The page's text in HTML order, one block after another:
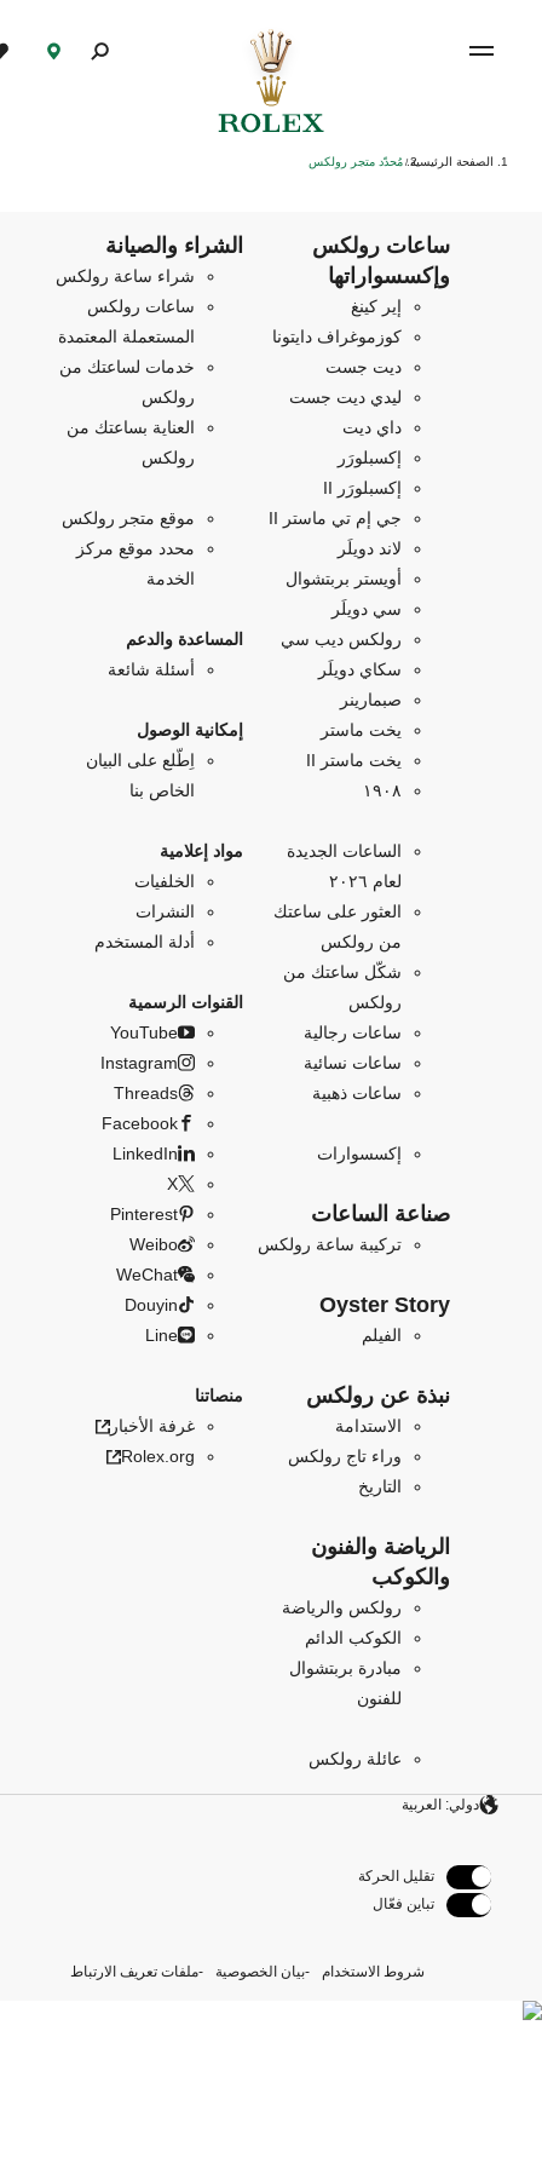
الصفحة الرئيسية/ مُحدّد متجر رولكس
ساعات رولكس
وإكسسواراتها
إير كينغ
كوزموغراف دايتونا
ديت جست
ليدي ديت جست
داي ديت
إكسبلورَر
إكسبلورَر II
جي إم تي ماستر II
لاند دويلَر
أويستر بربتشوال
سي دويلَر
رولكس ديب سي
سكاي دويلَر
صبمارينر
يخت ماستر
يخت ماستر II
۱۹۰۸
الساعات الجديدة
لعام ٢٠٢٦
العثور على ساعتك
من رولكس
شكّل ساعتك من
رولكس
ساعات رجالية
ساعات نسائية
ساعات ذهبية
إكسسوارات
صناعة الساعات
تركيبة ساعة رولكس
Oyster Story
الفيلم
نبذة عن رولكس
الاستدامة
وراء تاج رولكس
التاريخ
الرياضة والفنون
والكوكب
رولكس والرياضة
الكوكب الدائم
مبادرة بربتشوال
للفنون
عائلة رولكس
الشراء والصيانة
شراء ساعة رولكس
ساعات رولكس
المستعملة المعتمدة
خدمات لساعتك من
رولكس
العناية بساعتك من
رولكس
موقع متجر رولكس
محدد موقع مركز
الخدمة
المساعدة والدعم
أسئلة شائعة
إمكانية الوصول
اِطّلع على البيان
الخاص بنا
مواد إعلامية
الخلفيات
النشرات
أدلة المستخدم
القنوات الرسمية
YouTube
Instagram
Threads
Facebook
LinkedIn
X
Pinterest
Weibo
WeChat
Douyin
Line
منصاتنا
غرفة الأخبار
Rolex.org
دولي: العربية
تقليل الحركة
تباين فعّال
شروط الاستخدام بيان الخصوصية ملفات تعريف الارتباط